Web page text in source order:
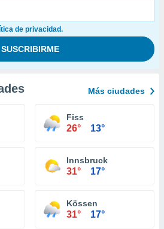
de privacidad.
Más ciudades
Fiss
26° 13°
Innsbruck
31° 17°
Kössen
31° 17°